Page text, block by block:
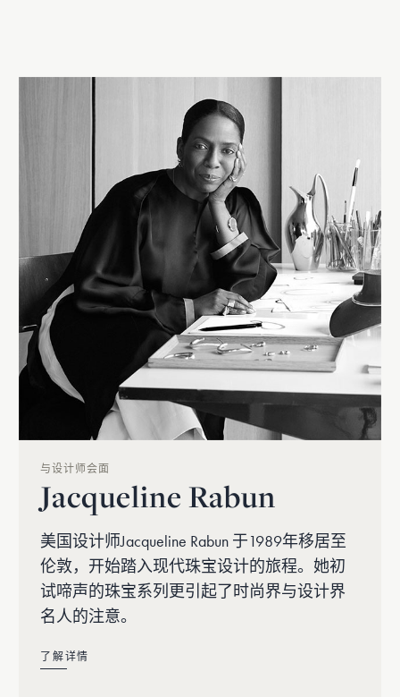
与设计师会面
Jacqueline Rabun
美国设计师Jacqueline Rabun 于1989年移居至
伦敦，开始踏入现代珠宝设计的旅程。她初
试啼声的珠宝系列更引起了时尚界与设计界
名人的注意。
了解详情